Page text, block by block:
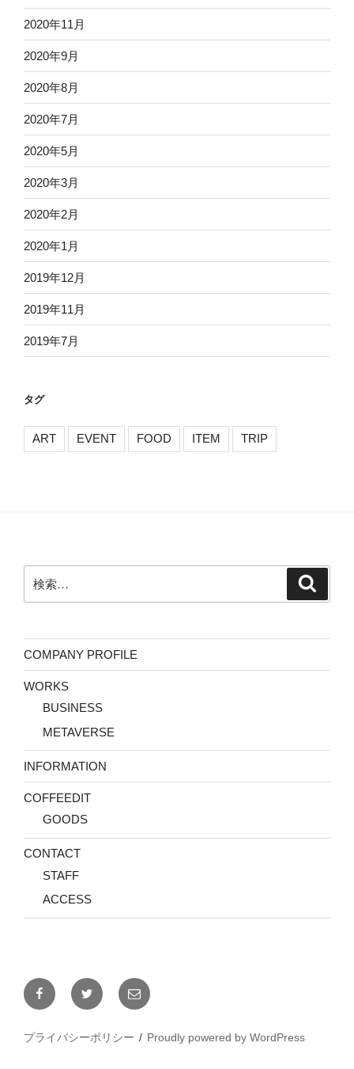
2020年11月
2020年9月
2020年8月
2020年7月
2020年5月
2020年3月
2020年2月
2020年1月
2019年12月
2019年11月
2019年7月
タグ
ART EVENT FOOD ITEM TRIP
索:
COMPANY PROFILE
WORKS
BUSINESS
METAVERSE
INFORMATION
COFFEEDIT
GOODS
CONTACT
STAFF
ACCESS
FacebookTwitter
メ
ー
プライバシーポリシー Proudly powered by WordPress